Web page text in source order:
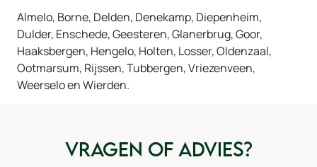
Almelo, Borne, Delden, Denekamp, Diepenheim,
Dulder, Enschede, Geesteren, Glanerbrug, Goor,
Haaksbergen, Hengelo, Holten, Losser, Oldenzaal,
Ootmarsum, Rijssen, Tubbergen, Vriezenveen,
Weerselo en Wierden.
Vragen of advies?